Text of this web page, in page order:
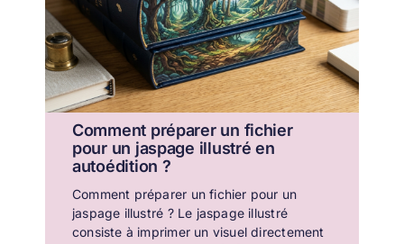
Comment préparer un fichier
pour un jaspage illustré en
autoédition ?
Comment préparer un fichier pour un
jaspage illustré ? Le jaspage illustré
consiste à imprimer un visuel directement